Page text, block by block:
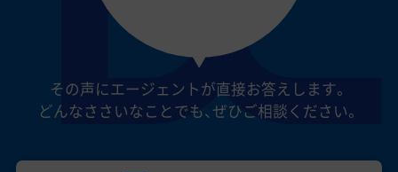
その声にエージェントが直接お答えします。
どんなささいなことでも、ぜひご相談ください。